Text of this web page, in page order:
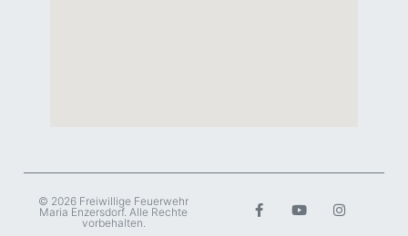
© 2026 Freiwillige Feuerwehr
Maria Enzersdorf. Alle Rechte
vorbehalten.